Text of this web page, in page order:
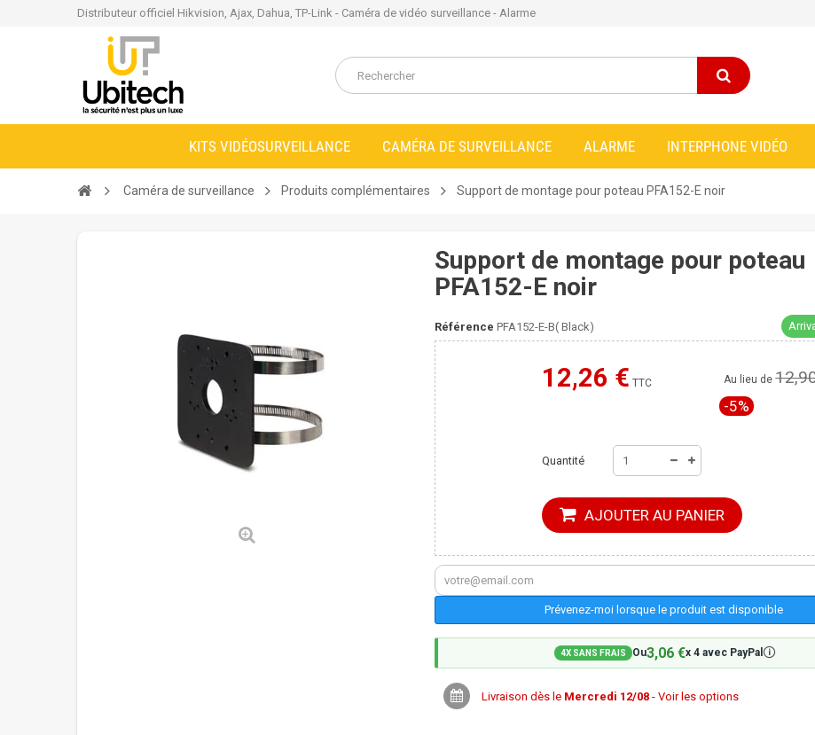
Distributeur officiel Hikvision, Ajax, Dahua, TP-Link - Caméra de vidéo surveillance - Alarme
KITS VIDÉOSURVEILLANCE CAMÉRA DE SURVEILLANCE ALARME INTERPHONE VIDÉO
Caméra de surveillance Produits complémentaires Support de montage pour poteau PFA152-E noir
Support de montage pour poteau
PFA152-E noir
Référence PFA152-E-B( Black)
12,26 € TTC
Moins cher ailleurs ? Au lieu de
-5%
Quantité
AJOUTER AU PANIER
Prévenez-moi lorsque le produit est disponible
4X SANS FRAIS Ou3,06 €x 4 avec PayPal🛈
Livraison dès le Mercredi 12/08- Voir les options